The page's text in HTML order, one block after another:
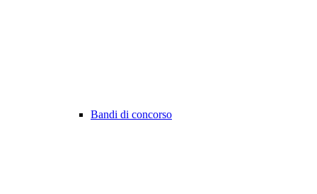
Bandi di concorso